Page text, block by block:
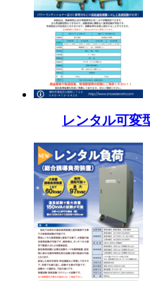
レンタル可変